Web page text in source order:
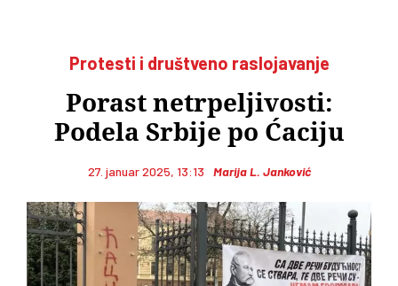
Protesti i društveno raslojavanje
Porast netrpeljivosti:
Podela Srbije po Ćaciju
27. januar 2025, 13:13 Marija L. Janković